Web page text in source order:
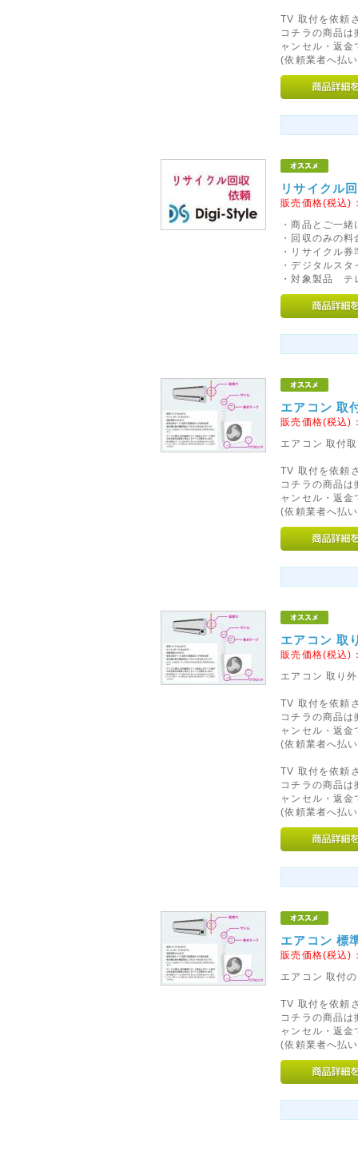
テリパックの交換・回収を自
◇関東への送料改定につき
2016年05月20日
◇初期不良対象外メーカー
5月23日より、ケルヒャー社の
当店での交換やご返金、修理
注意くださいませ。
初期不良を含め商品に不具合
ートセンターへご連絡をお願い
au(ezweb)携帯をご利用のお客
い事例が多数発生しております
ご確認をお願いいたします
◇阪神・淡路大震災から20
阪神・淡路大震災から20年の
でご冥福をお祈りいたします。
◇関東への送料改定につき
ヤマト運輸の運賃改定にともな
木県、群馬県、埼玉県、千葉
が「100円」に値下げとなりま
2013年04月29日
◇北海道、沖縄県及び一部
このたび運送会社の遠隔地運
離島への基本送料を以下のと
基本送料を3,000円を頂戴いた
解、ご了承くださいませ。
◇土・日・祝のお電話の対
各種、お問い合わせにつきまし
ルにて送信くださいませ。
※随時、ご返信を行わせていた
います。
※初期不良につきましては、お
だく場合もございます。
なお、発送は通常どおり行っ
◇北海道・東北・沖縄・離
方法につきまして◇
ヤマト運輸の手数料および、
TV 取付を依頼
コチラの商品
ャンセル・返
(依頼業者へ払
リサイクル
販売価格(税込)
・商品とご一
・回収のみの
・リサイクル
・デジタルス
・対象製品 テ
エアコン 取
販売価格(税込)
エアコン 取付
TV 取付を依頼
コチラの商品
ャンセル・返
(依頼業者へ払
エアコン 取
販売価格(税込)
エアコン 取り
TV 取付を依頼
コチラの商品
ャンセル・返
(依頼業者へ払
TV 取付を依頼
コチラの商品
ャンセル・返
(依頼業者へ払
エアコン 標
販売価格(税込)
エアコン 取付
TV 取付を依頼
コチラの商品
ャンセル・返
(依頼業者へ払